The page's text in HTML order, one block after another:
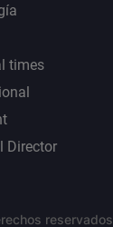
times
Director
reservados